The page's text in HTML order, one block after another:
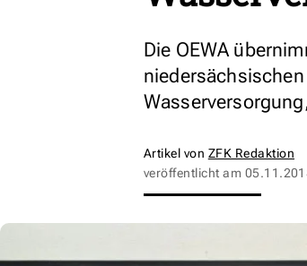
Die OEWA
Artikel von ZFK Redaktion
veröffentlicht am